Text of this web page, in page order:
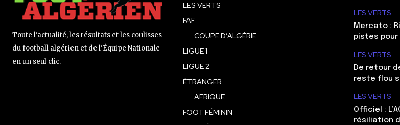
Toute l'actualité, les résultats et les coulisses
du football algérien et de l'Équipe Nationale
en un seul clic.
LES VERTS
FAF
COUPE D’ALGÉRIE
LIGUE 1
LIGUE 2
ÉTRANGER
AFRIQUE
FOOT FÉMININ
LES VERTS
Mercato :
pistes pour
LES VERTS
De retour
reste flou
LES VERTS
Officiel :
résiliation